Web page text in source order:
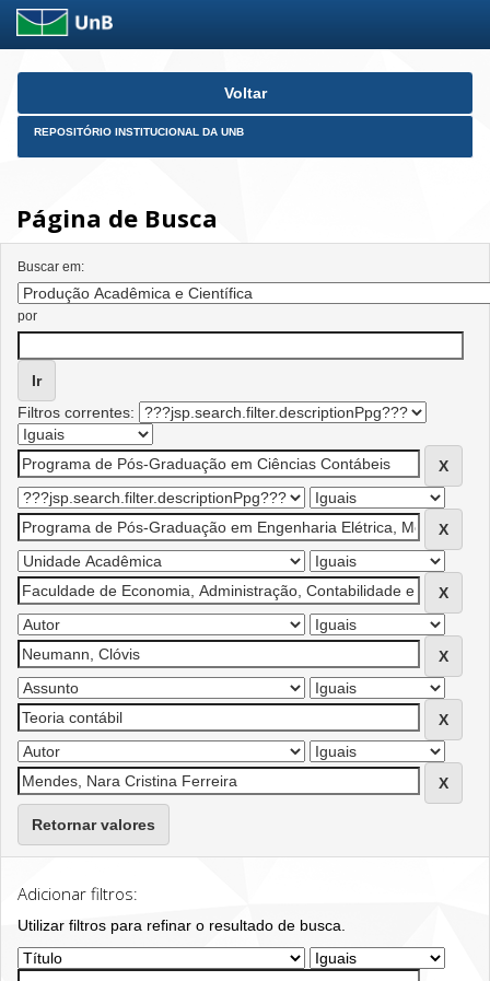
Skip
Voltar
REPOSITÓRIO INSTITUCIONAL DA UNB
Página de Busca
Buscar em:
por
Filtros correntes:
Retornar valores
Adicionar filtros:
Utilizar filtros para refinar o resultado de busca.